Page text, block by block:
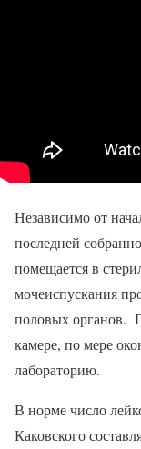
Независимо от
последней
помещается в
мочеиспускания
половых органов.
камере, по мере
лабораторию.
В норме число
Каковского